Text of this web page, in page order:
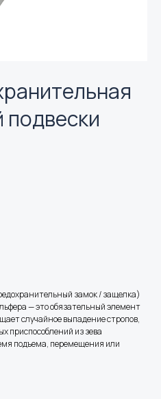
замок / защелка)
— это обязательный элемент
случайное выпадение стропов,
приспособлений из зева
подъема, перемещения или